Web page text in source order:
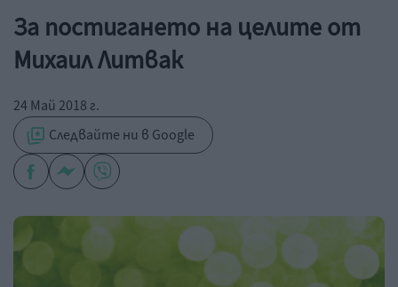
За постигането на целите от
Михаил Литвак
24 Май 2018 г.
Следвайте ни в Google